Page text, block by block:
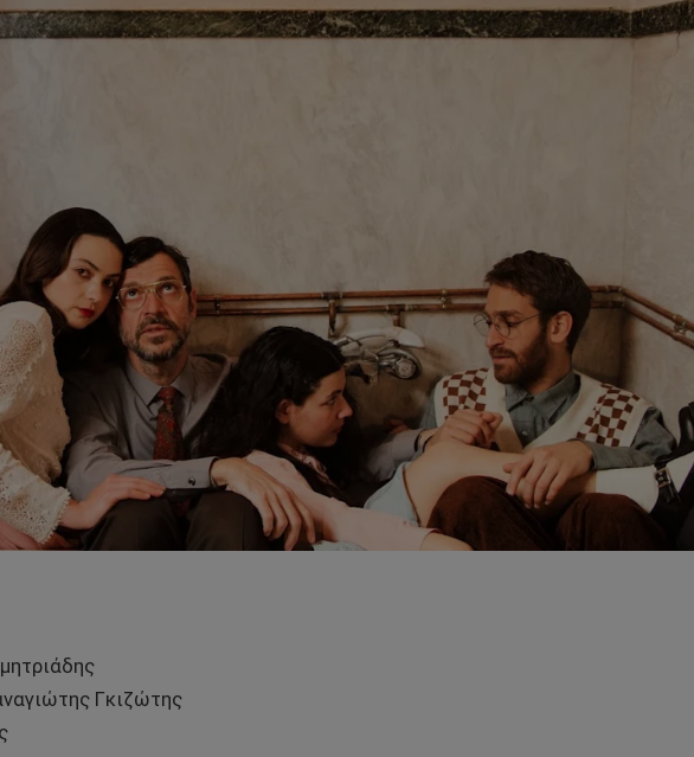
Γκιζώτης